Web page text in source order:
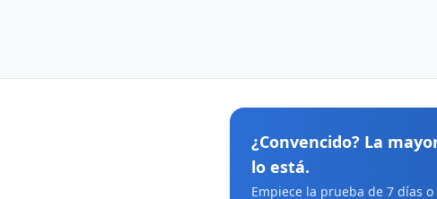
¿Convencido? La
lo está.
Empiece la prueba de 7 días